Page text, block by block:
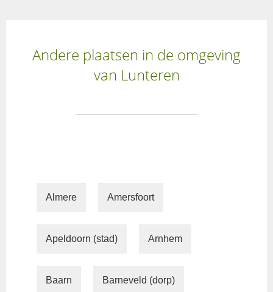
Andere plaatsen in de omgeving
van Lunteren
Almere Amersfoort
Apeldoorn (stad) Arnhem
Baarn Barneveld (dorp)